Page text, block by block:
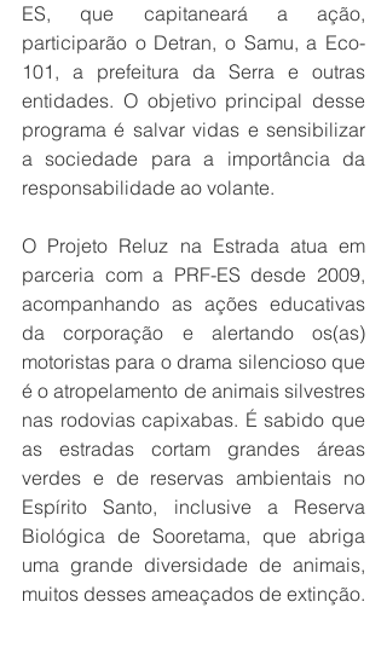
ES, que capitaneará a ação,
participarão o Detran, o Samu, a Eco-
101, a prefeitura da Serra e outras
entidades. O objetivo principal desse
programa é salvar vidas e sensibilizar
a sociedade para a importância da
responsabilidade ao volante.
O Projeto Reluz na Estrada atua em
parceria com a PRF-ES desde 2009,
acompanhando as ações educativas
da corporação e alertando os(as)
motoristas para o drama silencioso que
é o atropelamento de animais silvestres
nas rodovias capixabas. É sabido que
as estradas cortam grandes áreas
verdes e de reservas ambientais no
Espírito Santo, inclusive a Reserva
Biológica de Sooretama, que abriga
uma grande diversidade de animais,